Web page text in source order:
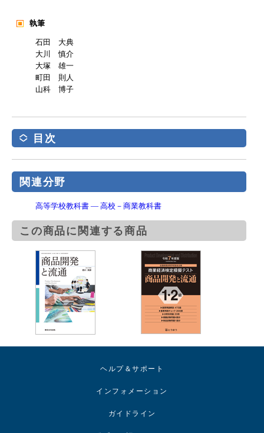
執筆
石田 大典
大川 慎介
大塚 雄一
町田 則人
山科 博子
目次
関連分野
高等学校教科書 ― 高校－商業教科書
この商品に関連する商品
ヘルプ＆サポート
インフォメーション
ガイドライン